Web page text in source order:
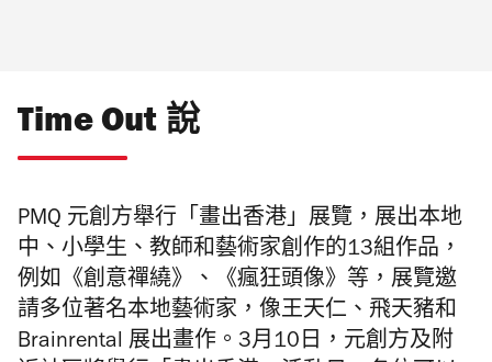
Time Out 說
PMQ 元創方舉行「畫出香港」展覽，展出本地
中、小學生、教師和藝術家創作的13組作品，
例如《創意禪繞》、《瘋狂頭像》等，展覽邀
請多位著名本地藝術家，像王天仁、飛天豬和
Brainrental 展出畫作。3月10日，元創方及附